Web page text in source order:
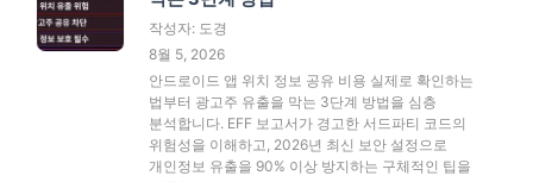
작성자: 도경
8월 5, 2026
안드로이드 앱 위치 정보 공유 비용 실제로 확인하는
법부터 광고주 유출을 막는 3단계 방법을 심층
분석합니다. EFF 보고서가 경고한 서드파티 코드의
위험성을 이해하고, 2026년 최신 보안 설정으로
개인정보 유출을 90% 이상 방지하는 구체적인 팁을